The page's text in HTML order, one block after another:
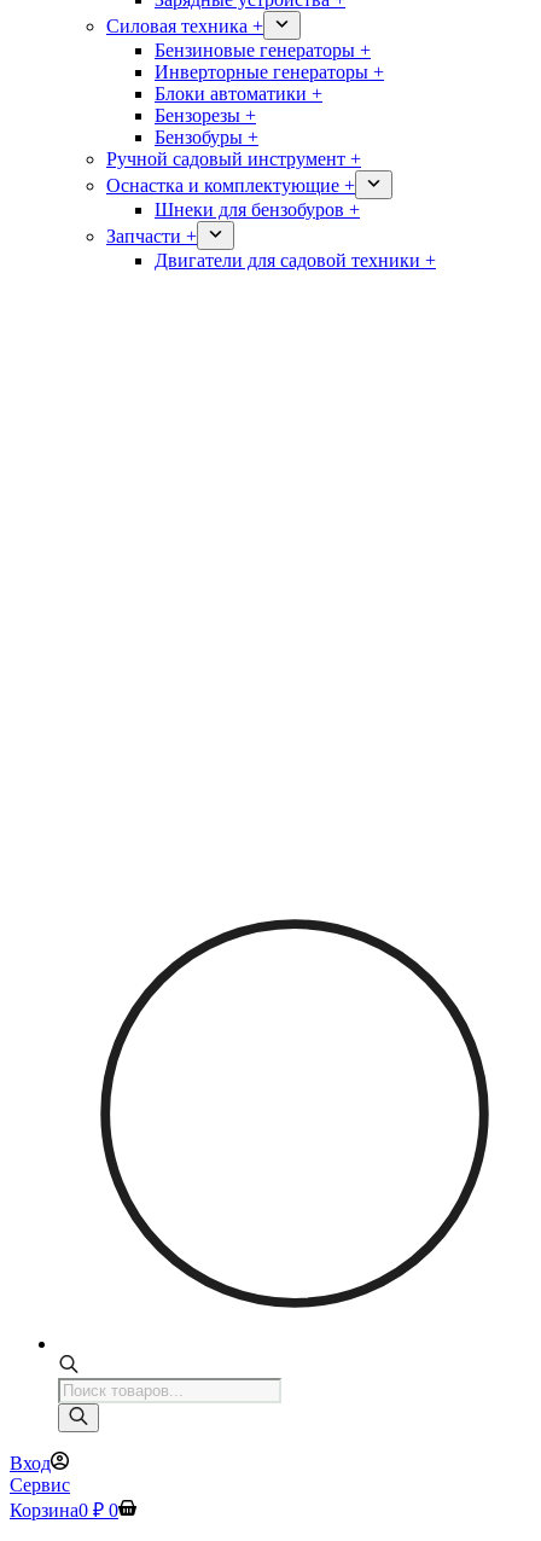
Силовая техника +
Бензиновые генераторы +
Инверторные генераторы +
Блоки автоматики +
Бензорезы +
Бензобуры +
Ручной садовый инструмент +
Оснастка и комплектующие +
Шнеки для бензобуров +
Запчасти +
Двигатели для садовой техники +
Поиск
товаров
Вход
Сервис
Корзина0 ₽ 0